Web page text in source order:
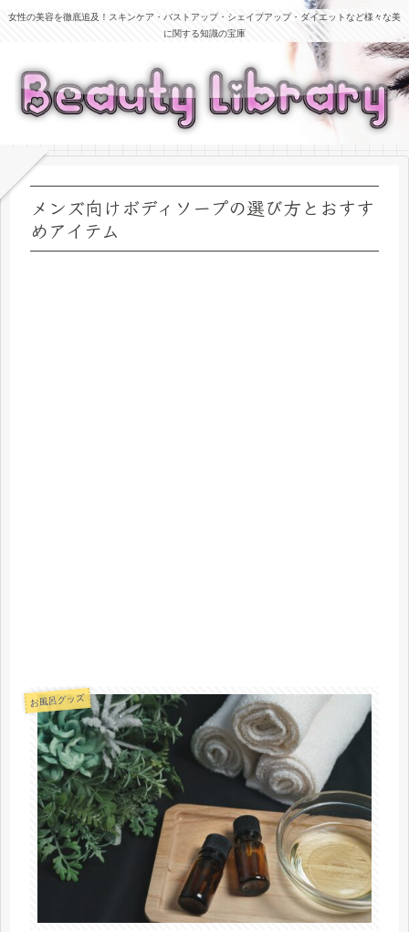
女性の美容を徹底追及！スキンケア・バストアップ・シェイプアップ・ダイエットなど様々な美
に関する知識の宝庫
メンズ向けボディソープの選び方とおすす
めアイテム
お風呂グッズ